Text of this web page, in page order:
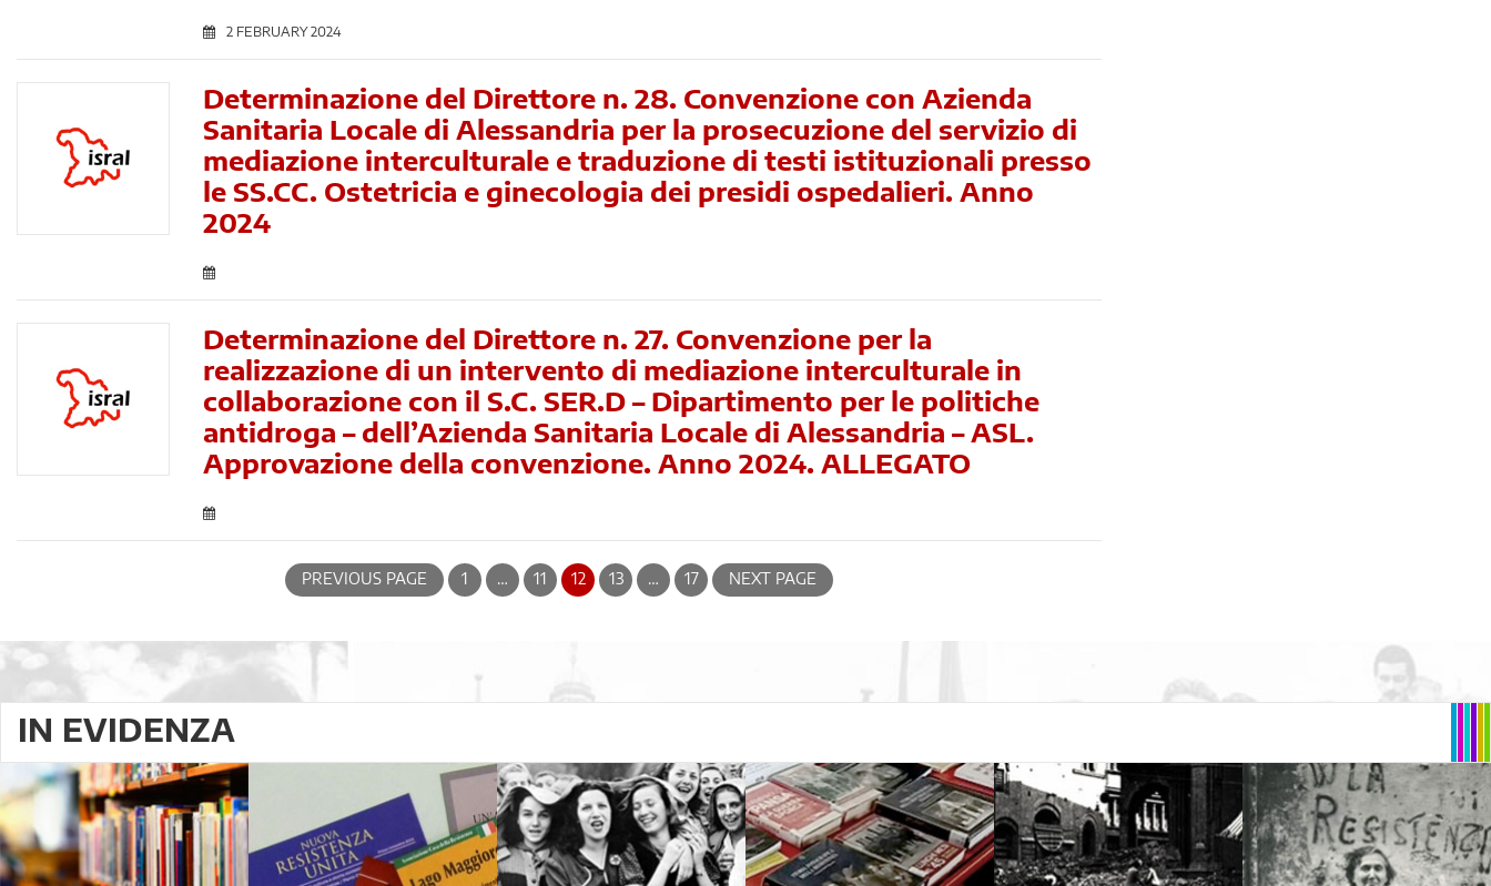
2 FEBRUARY 2024
Determinazione del Direttore n. 28. Convenzione con Azienda
Sanitaria Locale di Alessandria per la prosecuzione del servizio di
mediazione interculturale e traduzione di testi istituzionali presso
le SS.CC. Ostetricia e ginecologia dei presidi ospedalieri. Anno
2024
Determinazione del Direttore n. 27. Convenzione per la
realizzazione di un intervento di mediazione interculturale in
collaborazione con il S.C. SER.D – Dipartimento per le politiche
antidroga – dell’Azienda Sanitaria Locale di Alessandria – ASL.
Approvazione della convenzione. Anno 2024. ALLEGATO
PREVIOUS PAGE 1 … 11 12 13 … 17 NEXT PAGE
IN EVIDENZA